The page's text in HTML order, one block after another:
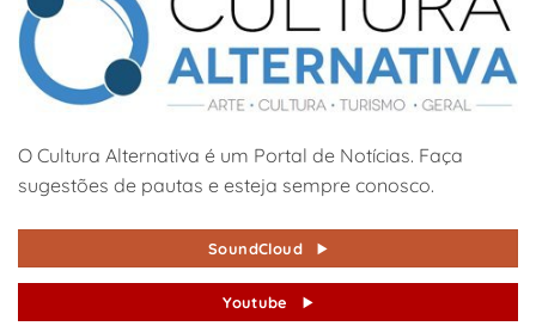
O Cultura Alternativa é um Portal de Notícias. Faça
sugestões de pautas e esteja sempre conosco.
SoundCloud
Youtube